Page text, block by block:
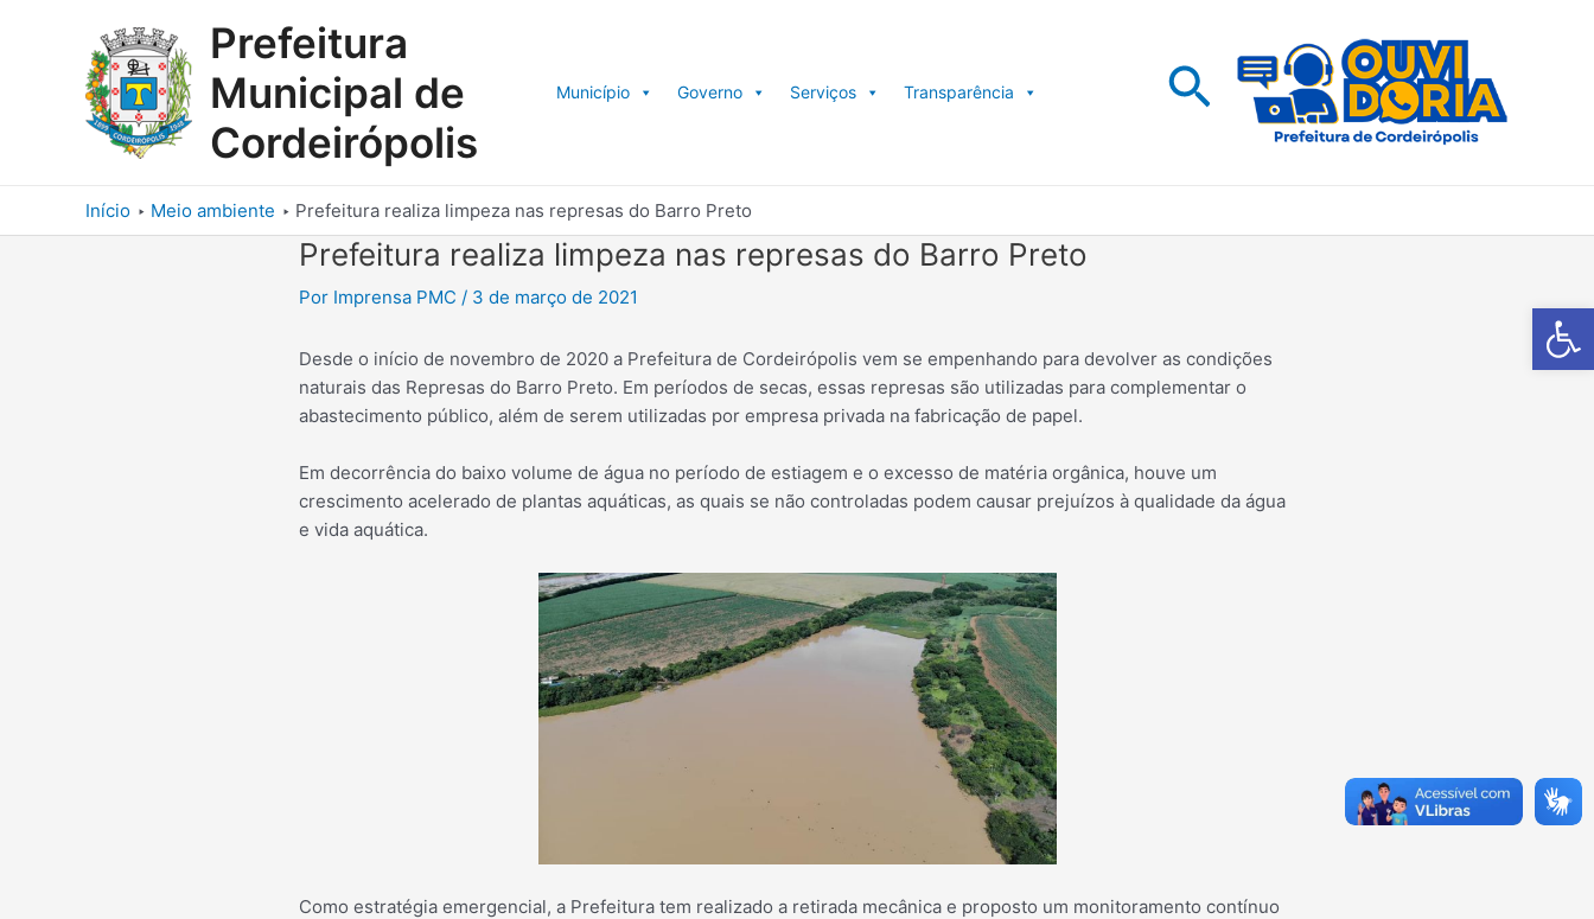
Barra de
Prefeitura
Municipal de
Cordeirópolis
Município Governo Serviços Transparência Pesquisar
Início Meio ambiente Prefeitura realiza limpeza nas represas do Barro Preto
Prefeitura realiza limpeza nas represas do Barro Preto
Por Imprensa PMC / 3 de março de 2021
Desde o início de novembro de 2020 a Prefeitura de Cordeirópolis vem se empenhando para devolver as condições
naturais das Represas do Barro Preto. Em períodos de secas, essas represas são utilizadas para complementar o
abastecimento público, além de serem utilizadas por empresa privada na fabricação de papel.
Em decorrência do baixo volume de água no período de estiagem e o excesso de matéria orgânica, houve um
crescimento acelerado de plantas aquáticas, as quais se não controladas podem causar prejuízos à qualidade da água
e vida aquática.
Como estratégia emergencial, a Prefeitura tem realizado a retirada mecânica e proposto um monitoramento contínuo